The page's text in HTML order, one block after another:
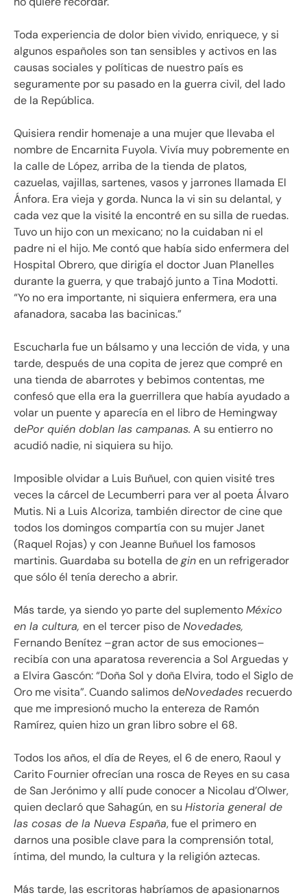
Toda experiencia de dolor bien vivido, enriquece, y si
algunos españoles son tan sensibles y activos en las
causas sociales y políticas de nuestro país es
seguramente por su pasado en la guerra civil, del lado
de la República.
Quisiera rendir homenaje a una mujer que llevaba el
nombre de Encarnita Fuyola. Vivía muy pobremente en
la calle de López, arriba de la tienda de platos,
cazuelas, vajillas, sartenes, vasos y jarrones llamada El
Ánfora. Era vieja y gorda. Nunca la vi sin su delantal, y
cada vez que la visité la encontré en su silla de ruedas.
Tuvo un hijo con un mexicano; no la cuidaban ni el
padre ni el hijo. Me contó que había sido enfermera del
Hospital Obrero, que dirigía el doctor Juan Planelles
durante la guerra, y que trabajó junto a Tina Modotti.
Yo no era importante, ni siquiera enfermera, era una
afanadora, sacaba las bacinicas.
Escucharla fue un bálsamo y una lección de vida, y una
tarde, después de una copita de jerez que compré en
una tienda de abarrotes y bebimos contentas, me
confesó que ella era la guerrillera que había ayudado a
volar un puente y aparecía en el libro de Hemingway
dePor quién doblan las campanas. A su entierro no
acudió nadie, ni siquiera su hijo.
Imposible olvidar a Luis Buñuel, con quien visité tres
veces la cárcel de Lecumberri para ver al poeta Álvaro
Mutis. Ni a Luis Alcoriza, también director de cine que
todos los domingos compartía con su mujer Janet
(Raquel Rojas) y con Jeanne Buñuel los famosos
martinis. Guardaba su botella deginen un refrigerador
que sólo él tenía derecho a abrir.
Más tarde, ya siendo yo parte del suplementoMéxico
en la cultura, en el tercer piso deNovedades,
Fernando Benítez –gran actor de sus emociones–
recibía con una aparatosa reverencia a Sol Arguedas y
a Elvira Gascón: Doña Sol y doña Elvira, todo el Siglo de
Oro me visita . Cuando salimos deNovedades recuerdo
que me impresionó mucho la entereza de Ramón
Ramírez, quien hizo un gran libro sobre el 68.
Todos los años, el día de Reyes, el 6 de enero, Raoul y
Carito Fournier ofrecían una rosca de Reyes en su casa
de San Jerónimo y allí pude conocer a Nicolau d’Olwer,
quien declaró que Sahagún, en su Historia general de
las cosas de la Nueva España, fue el primero en
darnos una posible clave para la comprensión total,
íntima, del mundo, la cultura y la religión aztecas.
Más tarde, las escritoras habríamos de apasionarnos